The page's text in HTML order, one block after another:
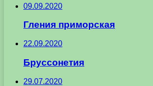
09.09.2020
Гления приморская
22.09.2020
Бруссонетия
29.07.2020